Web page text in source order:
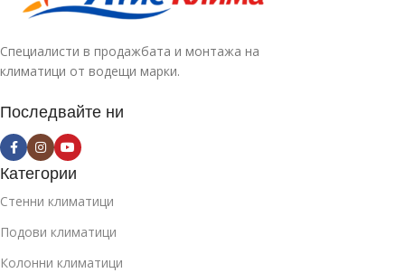
Специалисти в продажбата и монтажа на
климатици от водещи марки.
Последвайте ни
Категории
Стенни климатици
Подови климатици
Колонни климатици